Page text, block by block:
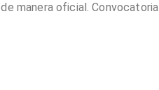
manera oficial. Convocatoria